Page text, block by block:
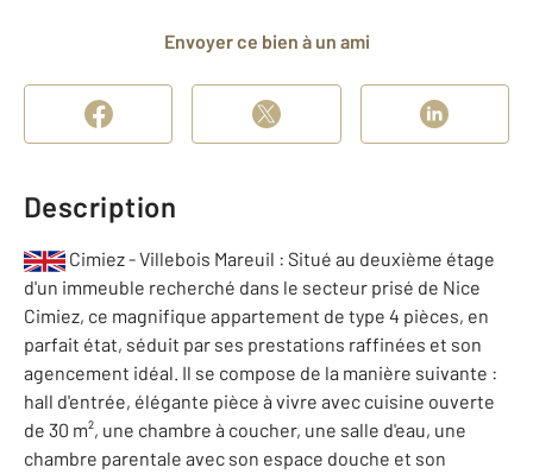
Envoyer ce bien à un ami
Description
Cimiez - Villebois Mareuil : Situé au deuxième étage
d'un immeuble recherché dans le secteur prisé de Nice
Cimiez, ce magnifique appartement de type 4 pièces, en
parfait état, séduit par ses prestations raffinées et son
agencement idéal. Il se compose de la manière suivante :
hall d'entrée, élégante pièce à vivre avec cuisine ouverte
de 30 m², une chambre à coucher, une salle d'eau, une
chambre parentale avec son espace douche et son